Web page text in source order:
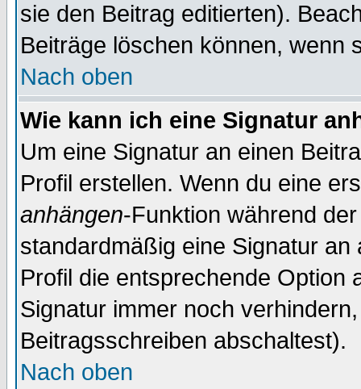
sie den Beitrag editierten).
Beiträge löschen können, wenn
Nach oben
Wie kann ich eine Signatur
Um eine Signatur an einen
Profil erstellen. Wenn du eine
anhängen-Funktion während
standardmäßig eine Signatur
Profil die entsprechende Option
Signatur immer noch
Beitragsschreiben abschaltest).
Nach oben